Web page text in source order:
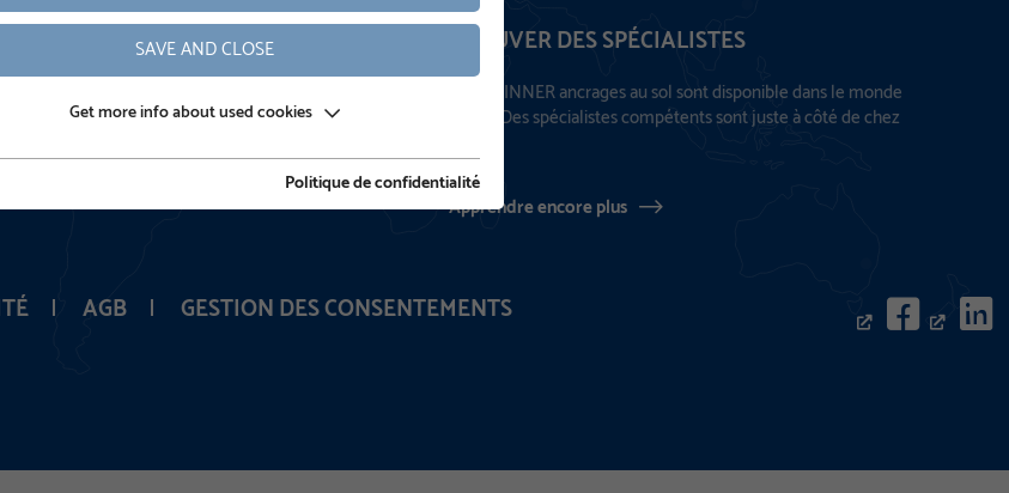
et de nos nouveaux produits.
encore plus
TROUVER DES SPÉCIALISTES
Nos KRINNER ancrages au sol sont disponible dans le monde
entier. Des spécialistes compétents sont juste à côté de chez
Apprendre encore plus
AGB GESTION DES CONSENTEMENTS
SAVE AND CLOSE
Get more info about used cookies
Politique de confidentialité